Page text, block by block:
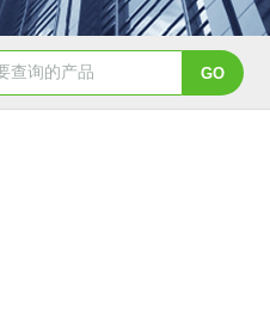
Aqualysis 300自来水消毒检测余氯/